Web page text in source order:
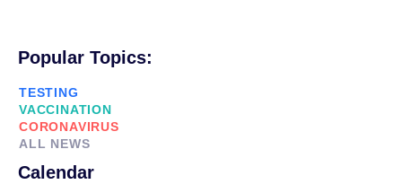
Popular Topics:
TESTING
VACCINATION
CORONAVIRUS
ALL NEWS
Calendar